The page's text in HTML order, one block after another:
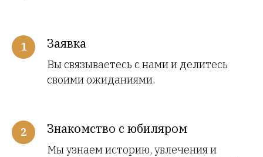
Заявка
Вы связываетесь с нами и делитесь
своими ожиданиями.
Знакомство с юбиляром
Мы узнаем историю, увлечения и